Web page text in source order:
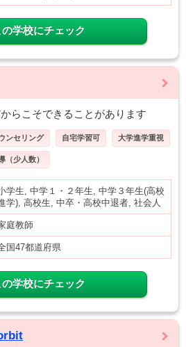
の学校にチェック
らこそできることがあります
ンセリング 自宅学習可 大学進学重視
（少人数）
学生, 中学１・２年生, 中学３年生(高校
学), 高校生, 中卒・高校中退者, 社会人
庭教師
国47都道府県
の学校にチェック